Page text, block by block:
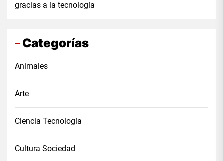
gracias a la tecnología
Categorías
Animales
Arte
Ciencia Tecnología
Cultura Sociedad